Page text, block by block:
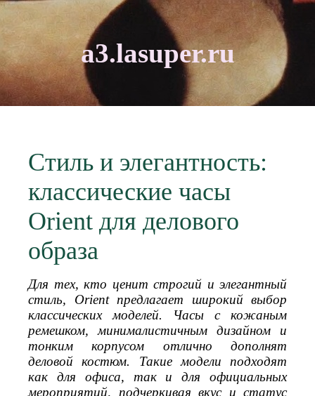
a3.lasuper.ru
Стиль и элегантность:
классические часы
Orient для делового
образа
Для тех, кто ценит строгий и элегантный
стиль, Orient предлагает широкий выбор
классических моделей. Часы с кожаным
ремешком, минималистичным дизайном и
тонким корпусом отлично дополнят
деловой костюм. Такие модели подходят
как для офиса, так и для официальных
мероприятий, подчеркивая вкус и статус